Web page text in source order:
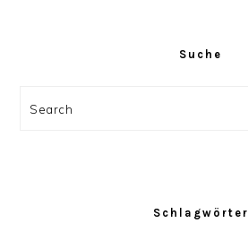
Suche
Search
Schlagwörter